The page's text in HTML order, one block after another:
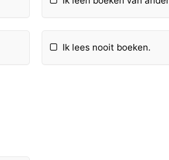
Ik lees nooit boeken.